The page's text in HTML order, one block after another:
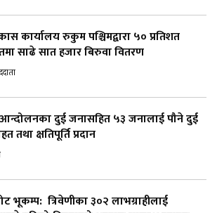
कार्यालय रुकुम पश्चिमद्वारा ५० प्रतिशत
साढे सात हजार बिरुवा वितरण
दुई जनासहित ५३ जनालाई पौने दुई
तथा क्षतिपूर्ति प्रदान
भूकम्प: त्रिवेणीका ३०२ लाभग्राहीलाई